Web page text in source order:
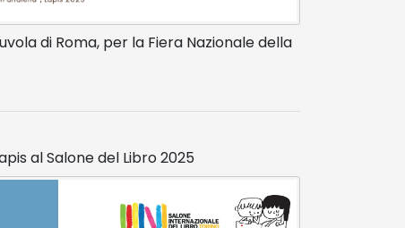
di Roma, per la Fiera Nazionale della
al Salone del Libro 2025